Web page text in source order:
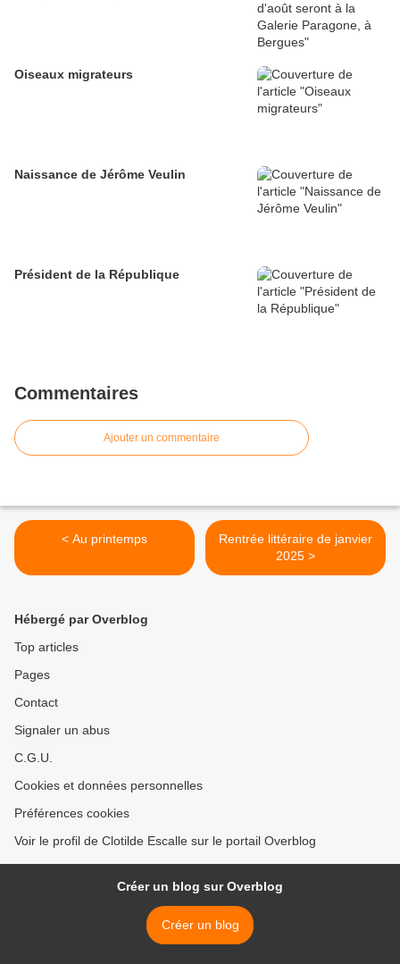
Oiseaux migrateurs
Naissance de Jérôme Veulin
Président de la République
Commentaires
Ajouter un commentaire
< Au printemps
Rentrée littéraire de janvier
2025 >
Hébergé par Overblog
Top articles
Pages
Contact
Signaler un abus
C.G.U.
Cookies et données personnelles
Préférences cookies
Voir le profil de Clotilde Escalle sur le portail Overblog
Créer un blog sur Overblog
Créer un blog